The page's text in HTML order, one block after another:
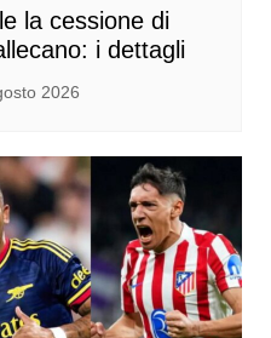
la cessione di
i dettagli
2026